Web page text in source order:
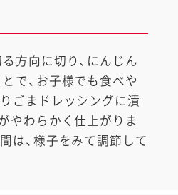
方向に切り、にんじん
で、お子様でも食べや
ごまドレッシングに漬
やわらかく仕上がりま
は、様子をみて調節して